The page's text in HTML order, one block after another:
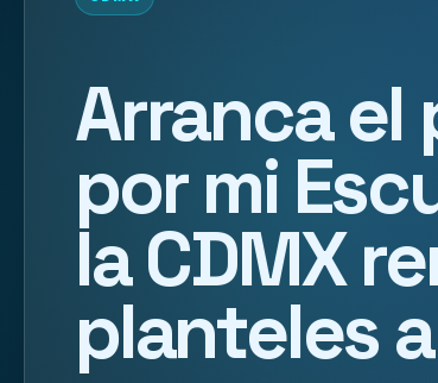
Arranca el
por mi
la CDMX
planteles